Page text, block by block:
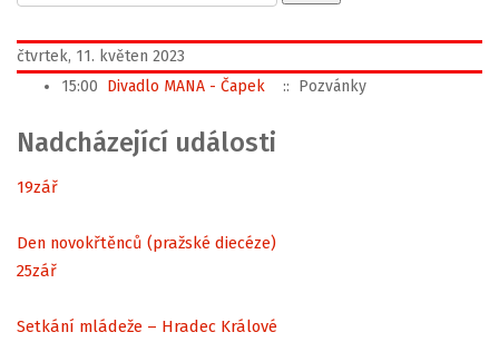
čtvrtek, 11. květen 2023
15:00 Divadlo MANA - Čapek :: Pozvánky
Nadcházející události
19zář
Den novokřtěnců (pražské diecéze)
25zář
Setkání mládeže – Hradec Králové